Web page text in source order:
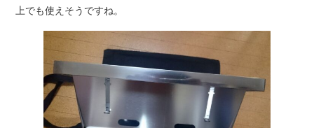
上でも使えそうですね。